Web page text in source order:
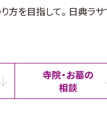
方を目指して。日典ラ
寺院・お墓の
相談